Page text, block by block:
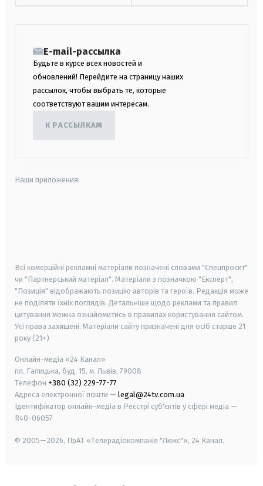
E-mail-рассылка
Будьте в курсе всех новостей и
обновлений! Перейдите на страницу наших
рассылок, чтобы выбрать те, которые
соответствуют вашим интересам.
К РАССЫЛКАМ
Наши приложения:
Всі комерційні рекламні матеріали позначені словами "Спецпроєкт"
чи "Партнерський матеріал". Матеріали з позначкою "Експерт",
"Позиція" відображають позицію авторів та героїв. Редакція може
не поділяти їхніх поглядів. Детальніше щодо реклами та правил
цитування можна ознайомитись в правилах користування сайтом.
Усі права захищені. Матеріали сайту призначені для осіб старше 21
року (21+)
Онлайн-медіа «24 Канал»
пл. Галицька, буд. 15, м. Львів, 79008
Телефон +380 (32) 229-77-77
Адреса електронної пошти — legal@24tv.com.ua
Ідентифікатор онлайн-медіа в Реєстрі суб'єктів у сфері медіа —
R40-06057
© 2005—2026, ПрАТ «Телерадіокомпанія "Люкс"», 24 Канал.